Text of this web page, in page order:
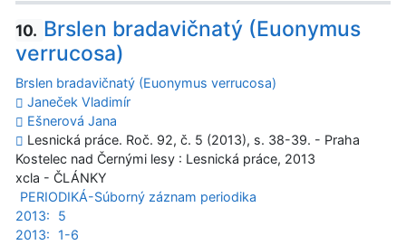
10. Brslen bradavičnatý (Euonymus
verrucosa)
Brslen bradavičnatý (Euonymus verrucosa)
Janeček Vladimír
Ešnerová Jana
Lesnická práce. Roč. 92, č. 5 (2013), s. 38-39. - Praha
Kostelec nad Černými lesy : Lesnická práce, 2013
xcla - ČLÁNKY
PERIODIKÁ-Súborný záznam periodika
2013:
5
2013:
1-6